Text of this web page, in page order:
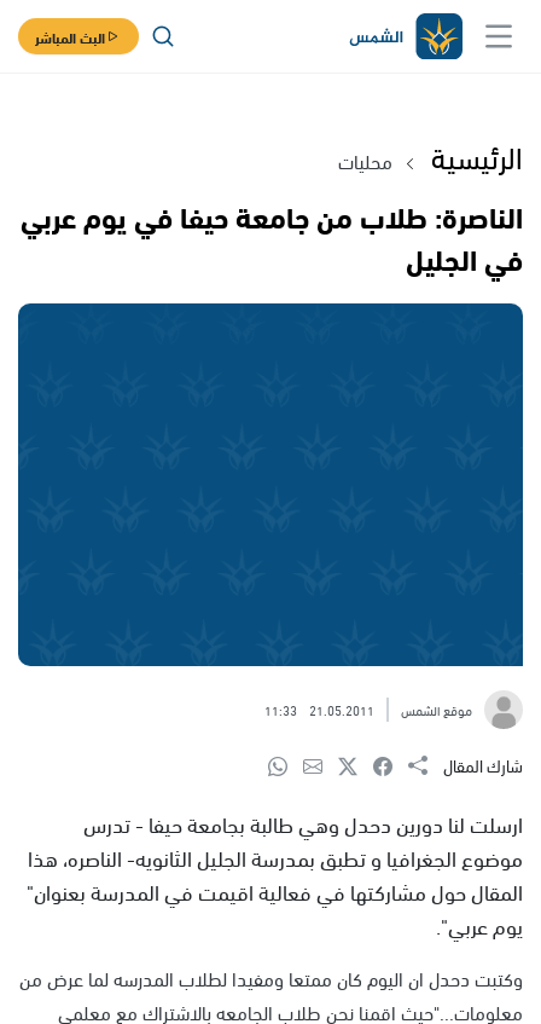
البث المباشر
الرئيسية محليات
الناصرة: طلاب من جامعة حيفا في يوم عربي
في الجليل
موقع الشمس 21.05.2011
11:33
شارك المقال
ارسلت لنا دورين دحدل وهي طالبة بجامعة حيفا - تدرس
موضوع الجغرافيا و تطبق بمدرسة الجليل الثانويه- الناصره، هذا
المقال حول مشاركتها في فعالية اقيمت في المدرسة بعنوان"
يوم عربي".
وكتبت دحدل ان اليوم كان ممتعا ومفيدا لطلاب المدرسه لما عرض من
معلومات..."حيث اقمنا نحن طلاب الجامعه بالاشتراك مع معلمي